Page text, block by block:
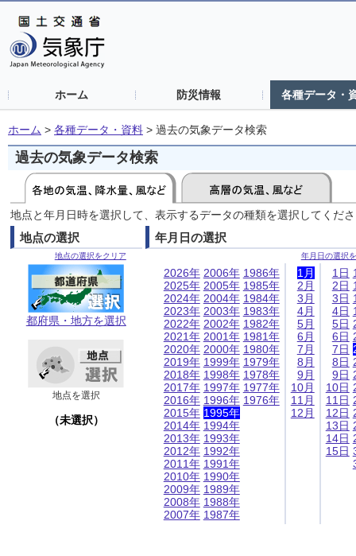
ホーム 防災情報 各種データ・
ホーム > 各種データ・資料 > 過去の気象データ検索
過去の気象データ検索
地点と年月日時を選択して、表示するデータの種類を選択してくだ
地点の選択
地点の選択をクリア
都府県・地方を選択
地点を選択
（未選択）
年月日の選択
年月日の選択
2026年
2025年
2024年
2023年
2022年
2021年
2020年
2019年
2018年
2017年
2016年
2015年
2014年
2013年
2012年
2011年
2010年
2009年
2008年
2007年
2006年
2005年
2004年
2003年
2002年
2001年
2000年
1999年
1998年
1997年
1996年
1995年
1994年
1993年
1992年
1991年
1990年
1989年
1988年
1987年
1986年
1985年
1984年
1983年
1982年
1981年
1980年
1979年
1978年
1977年
1976年
1月
2月
3月
4月
5月
6月
7月
8月
9月
10月
11月
12月
1日
2日
3日
4日
5日
6日
7日
8日
9日
10日
11日
12日
13日
14日
15日